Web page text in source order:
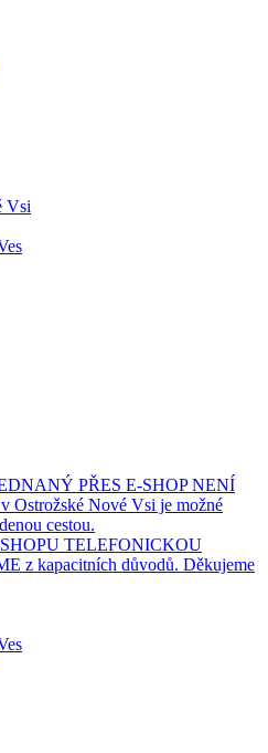
Vsi
PŘES E-SHOP NENÍ
Ostrožské Nové Vsi je možné
cestou.
TELEFONICKOU
z kapacitních důvodů. Děkujeme